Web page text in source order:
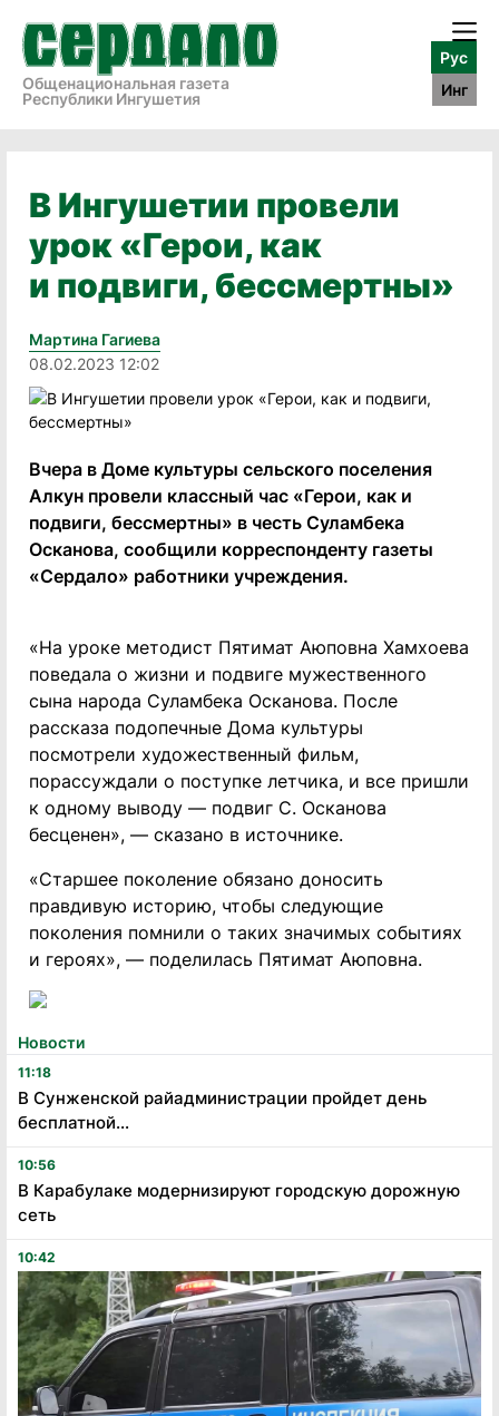
Общенациональная газета
Республики Ингушетия
Рус
Инг
Новости
11:18
В Сунженской райадминистрации пройдет день
бесплатной...
10:56
В Карабулаке модернизируют городскую дорожную
сеть
10:42
В Ингушетии провели
урок «Герои, как
и подвиги, бессмертны»
Мартина Гагиева
08.02.2023 12:02
Вчера в Доме культуры сельского поселения
Алкун провели классный час «Герои, как и
подвиги, бессмертны» в честь Суламбека
Осканова, сообщили корреспонденту газеты
«Сердало» работники учреждения.
«На уроке методист Пятимат Аюповна Хамхоева
поведала о жизни и подвиге мужественного
сына народа Суламбека Осканова. После
рассказа подопечные Дома культуры
посмотрели художественный фильм,
порассуждали о поступке летчика, и все пришли
к одному выводу — подвиг С. Осканова
бесценен», — сказано в источнике.
«Старшее поколение обязано доносить
правдивую историю, чтобы следующие
поколения помнили о таких значимых событиях
и героях», — поделилась Пятимат Аюповна.